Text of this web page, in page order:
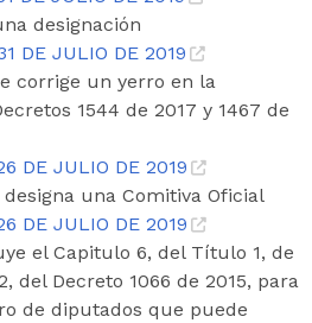
designación
DE JULIO DE 2019
corrige un yerro en la
1544 de 2017 y 1467 de
DE JULIO DE 2019
una Comitiva Oficial
DE JULIO DE 2019
el Capitulo 6, del Título 1, de
del Decreto 1066 de 2015, para
de diputados que puede